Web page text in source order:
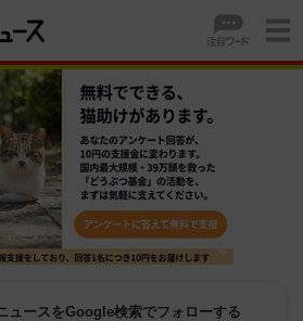
ュースをGoogle検索でフォローする